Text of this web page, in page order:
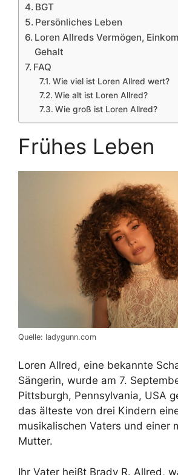
BGT
Persönliches Leben
Loren Allreds Vermögen,
Gehalt
FAQ
Wie viel ist Loren Allred wert?
Wie alt ist Loren Allred?
Wie groß ist Loren Allred?
Frühes Leben
Quelle: ladygunn.com
Loren Allred, eine bekannte
Sängerin, wurde am 7.
Pittsburgh, Pennsylvania, USA
das älteste von drei Kindern
musikalischen Vaters und einer
Mutter.
Ihr Vater heißt Brady R. Allred,